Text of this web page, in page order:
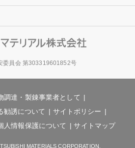
委員会 第303319601852号
調達・製錬事業者として
勧誘について
サイトポリシー
人情報保護について
サイトマップ
MATERIALS CORPORATION.